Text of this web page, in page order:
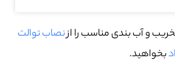
و آب بندی مناسب را ازنصاب توالت
بخواهید.